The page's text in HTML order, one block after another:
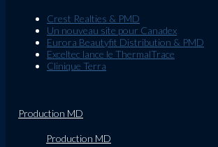
Crest Realties & PMD
Un nouveau site pour Canadex
Eurora Beautyfit Distribution & PMD
Exceltec lance le ThermalTrace
Clinique Terra
Production MD
Production MD